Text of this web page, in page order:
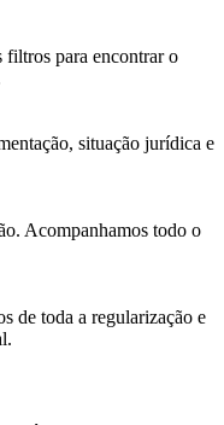
filtros para encontrar o
situação jurídica e
Acompanhamos todo o
de toda a regularização e